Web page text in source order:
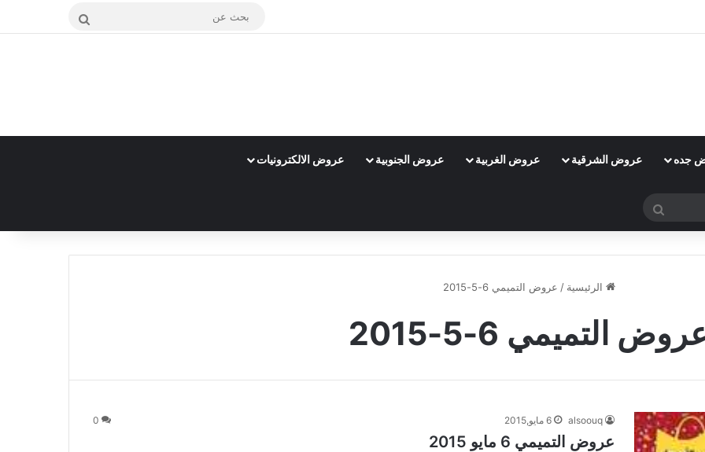
بحث
جده عروض الشرقية عروض الغربية عروض الجنوبية عروض الالكترونيات
بحث
الرئيسية / عروض التميمي 6-5-2015
التميمي 6-5-2015
alsoouq 6 مايو,2015 0
عروض التميمي 6 مايو 2015